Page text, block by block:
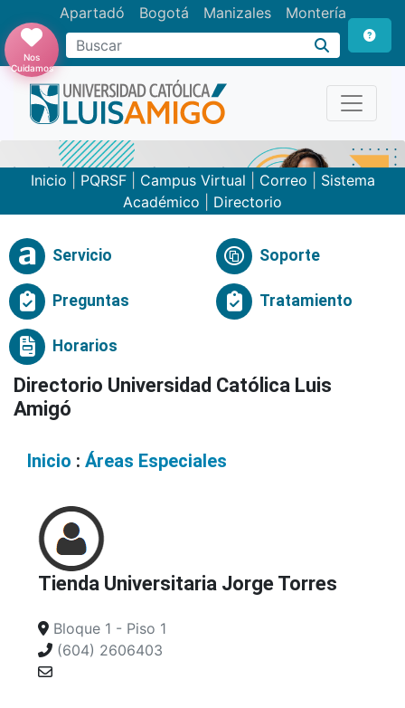
Apartadó Bogotá Manizales Montería
Buscar
Nos
Cuidamos
Inicio PQRSF| Campus Virtual Correo
Sistema
Académico
Directorio
Servicio Soporte
Preguntas Tratamiento
Horarios
Directorio Universidad Católica Luis
Amigó
Inicio : Áreas Especiales
Tienda Universitaria Jorge Torres
Bloque 1 - Piso 1
(604) 2606403